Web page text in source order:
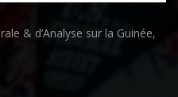
& d’Analyse sur la Guinée,